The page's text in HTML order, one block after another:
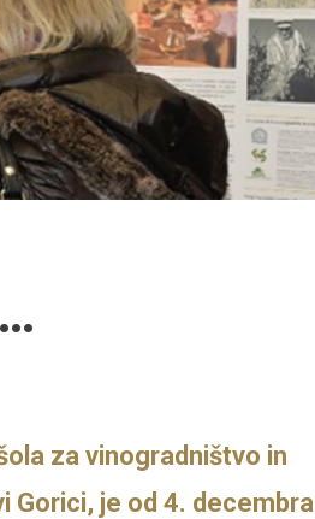
za vinogradništvo in
Gorici, je od 4. decembra